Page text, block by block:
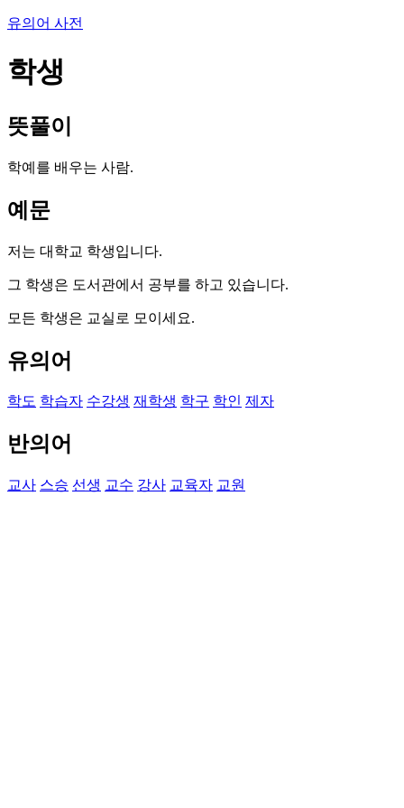
유의어 사전
학생
뜻풀이
학예를 배우는 사람.
예문
저는 대학교 학생입니다.
그 학생은 도서관에서 공부를 하고 있습니다.
모든 학생은 교실로 모이세요.
유의어
학도 학습자 수강생 재학생 학구 학인 제자
반의어
교사 스승 선생 교수 강사 교육자 교원